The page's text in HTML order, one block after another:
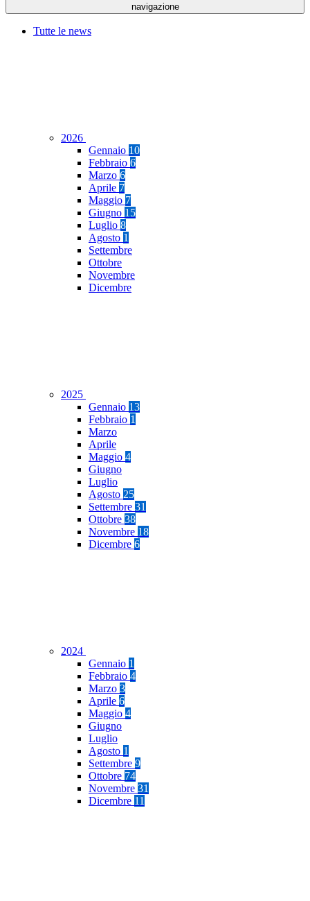
navigazione
Tutte le news
2026
Gennaio 10
Febbraio 6
Marzo 6
Aprile 7
Maggio 7
Giugno 15
Luglio 8
Agosto 1
Settembre
Ottobre
Novembre
Dicembre
2025
Gennaio 13
Febbraio 1
Marzo
Aprile
Maggio 4
Giugno
Luglio
Agosto 25
Settembre 31
Ottobre 38
Novembre 18
Dicembre 6
2024
Gennaio 1
Febbraio 4
Marzo 3
Aprile 6
Maggio 4
Giugno
Luglio
Agosto 1
Settembre 9
Ottobre 74
Novembre 31
Dicembre 11